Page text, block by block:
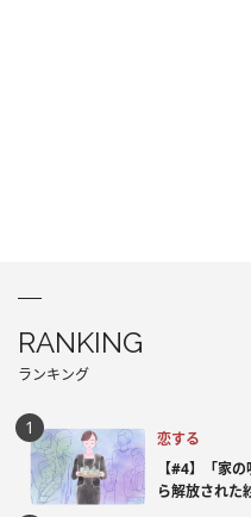
RANKING
ランキング
恋する
【#4】「家
ら解放された